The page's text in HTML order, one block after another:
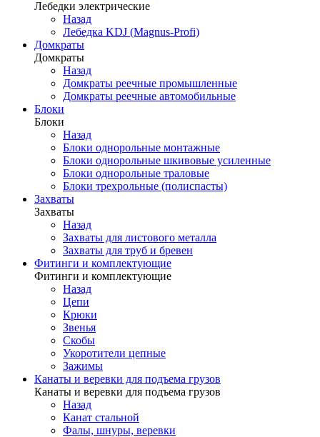
Лебедки электрические
Назад
Лебедка KDJ (Magnus-Profi)
Домкраты
Домкраты
Назад
Домкраты реечные промышленные
Домкраты реечные автомобильные
Блоки
Блоки
Назад
Блоки однорольные монтажные
Блоки однорольные шкивовые усиленные
Блоки однорольные траловые
Блоки трехрольные (полиспасты)
Захваты
Захваты
Назад
Захваты для листового металла
Захваты для труб и бревен
Фитинги и комплектующие
Фитинги и комплектующие
Назад
Цепи
Крюки
Звенья
Скобы
Укоротители цепные
Зажимы
Канаты и веревки для подъема грузов
Канаты и веревки для подъема грузов
Назад
Канат стальной
Фалы, шнуры, веревки